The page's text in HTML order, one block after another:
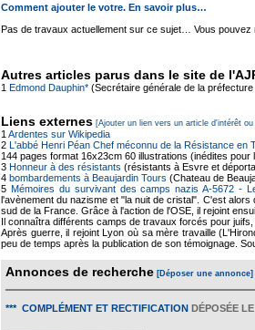
Comment ajouter le votre. En savoir plus…
Pas de travaux actuellement sur ce sujet… Vous pouvez
Autres articles parus dans le site de
1 Edmond Dauphin* (Secrétaire générale de la préfecture
Liens externes [Ajouter un lien vers un article d'intérêt
1 Ardentes sur Wikipedia
2 L'abbé Henri Péan Chef méconnu de la Résistance en
144 pages format 16x23cm 60 illustrations (inédites
3 Honneur à des résistants (résistants à Esvre et
4 bombardements à Beaujardin Tours (Chateau de
5 Mémoires du survivant des camps nazis A-5672 -
l'avènement du nazisme et "la nuit de cristal". C'est
sud de la France. Grâce à l'action de l'OSE, il rejoint
Il connaîtra différents camps de travaux forcés pour
Après guerre, il rejoint Lyon où sa mère travaille
peu de temps après la publication de son témoignage.
Annonces de recherche [Déposer une annonce]
*** COMPLÉMENT ET RECTIFICATION DÉPOSÉE